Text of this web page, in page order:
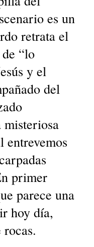
es un
retrata el
“lo
y el
del
misteriosa
entrevemos
primer
parece una
hoy día,